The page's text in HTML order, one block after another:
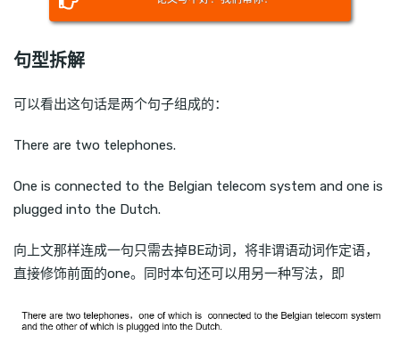
句型拆解
可以看出这句话是两个句子组成的：
There are two telephones.
One is connected to the Belgian telecom system and one is
plugged into the Dutch.
向上文那样连成一句只需去掉BE动词，将非谓语动词作定语，
直接修饰前面的one。同时本句还可以用另一种写法，即